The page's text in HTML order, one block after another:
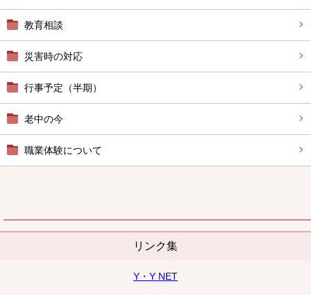
教育相談
災害時の対応
行事予定（半期）
老中の今
職業体験について
リンク集
Y・Y NET